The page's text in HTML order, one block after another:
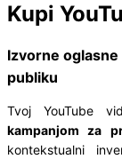
Kupi
Izvorne
publiku
Tvoj YouTube
kampanjom za
kontekstualni